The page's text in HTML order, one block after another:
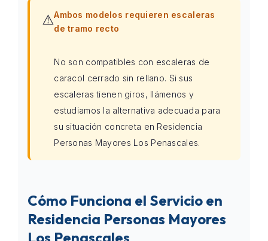
⚠️Ambos modelos requieren escaleras
de tramo recto
No son compatibles con escaleras de
caracol cerrado sin rellano. Si sus
escaleras tienen giros, llámenos y
estudiamos la alternativa adecuada para
su situación concreta en Residencia
Personas Mayores Los Penascales.
Cómo Funciona el Servicio en
Residencia Personas Mayores
Los Penascales